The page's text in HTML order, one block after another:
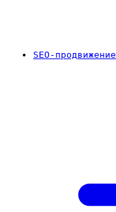
SEO-продвижение